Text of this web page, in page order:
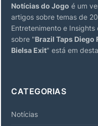
Notícias do Jogo é um
artigos sobre temas de
Entretenimento e
sobre "Brazil Taps Diego
Bielsa Exit" está em
CATEGORIAS
Notícias